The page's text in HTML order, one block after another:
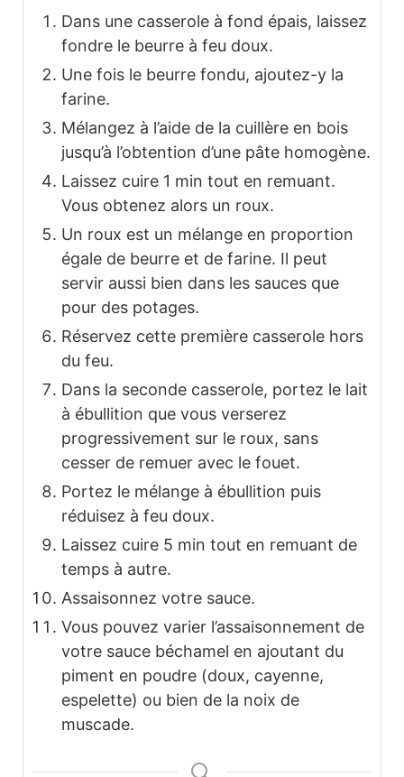
Dans une casserole à fond épais, laissez
fondre le beurre à feu doux.
Une fois le beurre fondu, ajoutez-y la
farine.
Mélangez à l’aide de la cuillère en bois
jusqu’à l’obtention d’une pâte homogène.
Laissez cuire 1 min tout en remuant.
Vous obtenez alors un roux.
Un roux est un mélange en proportion
égale de beurre et de farine. Il peut
servir aussi bien dans les sauces que
pour des potages.
Réservez cette première casserole hors
du feu.
Dans la seconde casserole, portez le lait
à ébullition que vous verserez
progressivement sur le roux, sans
cesser de remuer avec le fouet.
Portez le mélange à ébullition puis
réduisez à feu doux.
Laissez cuire 5 min tout en remuant de
temps à autre.
Assaisonnez votre sauce.
Vous pouvez varier l’assaisonnement de
votre sauce béchamel en ajoutant du
piment en poudre (doux, cayenne,
espelette) ou bien de la noix de
muscade.